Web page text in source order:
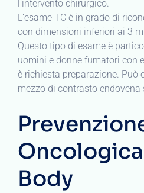
l’intervento chirurgico.
L’esame TC è in grado di
con dimensioni inferiori ai 3
Questo tipo di esame è
uomini e donne fumatori con
è richiesta preparazione. Può
mezzo di contrasto endovena
Body